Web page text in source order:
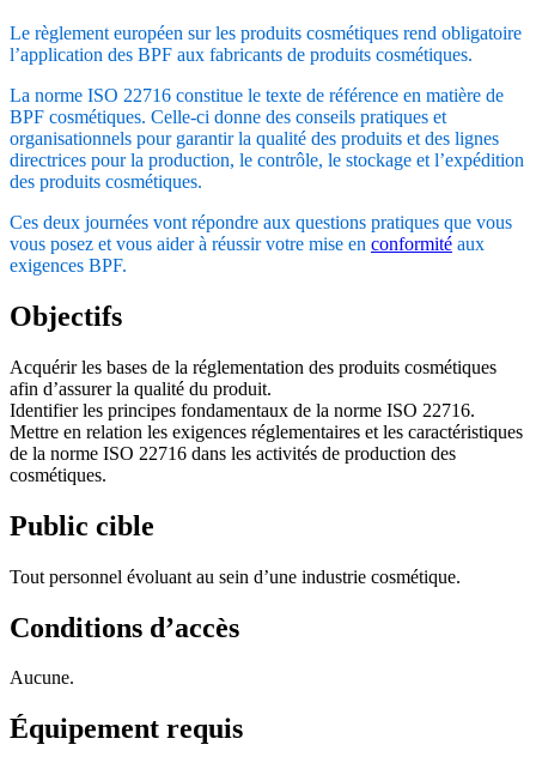
Le règlement européen sur les produits cosmétiques rend obligatoire
l’application des BPF aux fabricants de produits cosmétiques.
La norme ISO 22716 constitue le texte de référence en matière de
BPF cosmétiques. Celle-ci donne des conseils pratiques et
organisationnels pour garantir la qualité des produits et des lignes
directrices pour la production, le contrôle, le stockage et l’expédition
des produits cosmétiques.
Ces deux journées vont répondre aux questions pratiques que vous
vous posez et vous aider à réussir votre mise en conformité aux
exigences BPF.
Objectifs
Acquérir les bases de la réglementation des produits cosmétiques
afin d’assurer la qualité du produit.
Identifier les principes fondamentaux de la norme ISO 22716.
Mettre en relation les exigences réglementaires et les caractéristiques
de la norme ISO 22716 dans les activités de production des
cosmétiques.
Public cible
Tout personnel évoluant au sein d’une industrie cosmétique.
Conditions d’accès
Aucune.
Équipement requis